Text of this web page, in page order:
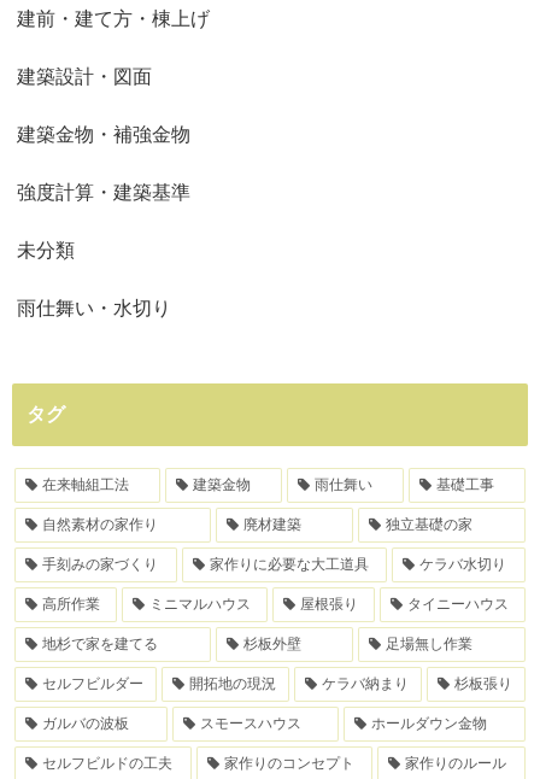
建前・建て方・棟上げ
建築設計・図面
建築金物・補強金物
強度計算・建築基準
未分類
雨仕舞い・水切り
タグ
在来軸組工法 建築金物 雨仕舞い 基礎工事
自然素材の家作り 廃材建築 独立基礎の家
手刻みの家づくり 家作りに必要な大工道具 ケラバ水切り
高所作業 ミニマルハウス 屋根張り タイニーハウス
地杉で家を建てる 杉板外壁 足場無し作業
セルフビルダー 開拓地の現況 ケラバ納まり 杉板張り
ガルバの波板 スモースハウス ホールダウン金物
セルフビルドの工夫 家作りのコンセプト 家作りのルール